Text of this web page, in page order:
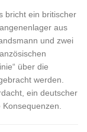
bricht ein britischer
aus
und zwei
über die
werden.
ein deutscher